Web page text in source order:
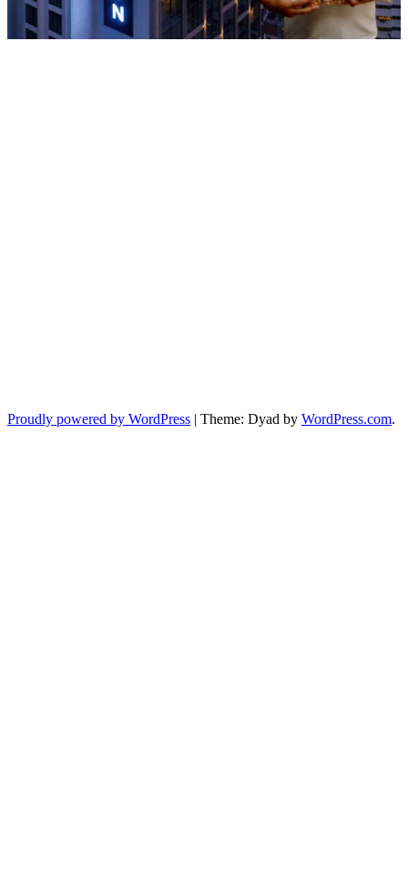
Proudly powered by WordPress | Theme: Dyad by WordPress.com.